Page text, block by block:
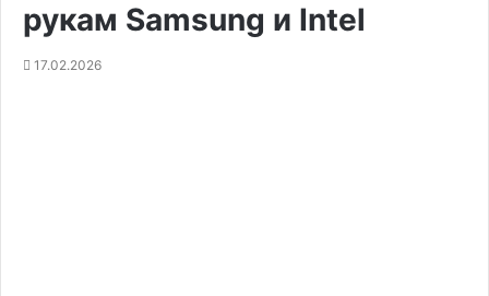
рукам Samsung и Intel
17.02.2026